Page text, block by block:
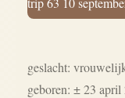
geslacht:
geboren: ± 23 april